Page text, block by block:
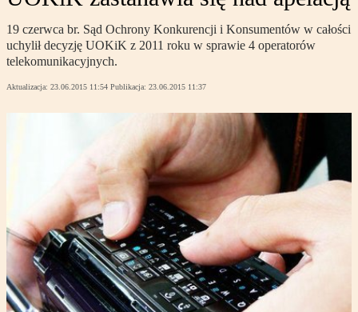
19 czerwca br. Sąd Ochrony Konkurencji i Konsumentów w całości
uchylił decyzję UOKiK z 2011 roku w sprawie 4 operatorów
telekomunikacyjnych.
Aktualizacja: 23.06.2015 11:54 Publikacja: 23.06.2015 11:37